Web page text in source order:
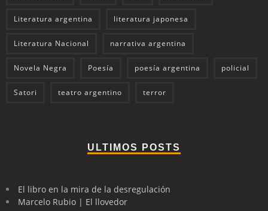
Literatura argentina literatura japonesa
Literatura Nacional narrativa argentina
Novela Negra Poesía poesía argentina policial
Satori teatro argentino terror
ULTIMOS POSTS
El libro en la mira de la desregulación
Marcelo Rubio | El llovedor